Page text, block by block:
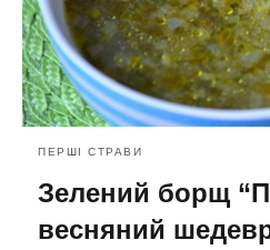
ПЕРШІ СТРАВИ
Зелений борщ
весняний